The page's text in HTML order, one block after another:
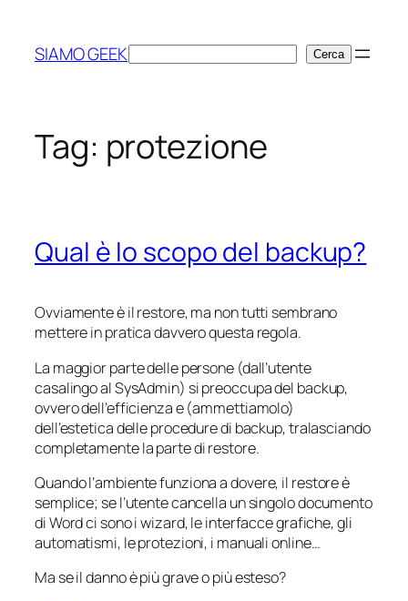
contenuto
SIAMO GEEKCerca Cerca
Tag: protezione
Qual è lo scopo del backup?
Ovviamente è il restore, ma non tutti sembrano
mettere in pratica davvero questa regola.
La maggior parte delle persone (dall’utente
casalingo al SysAdmin) si preoccupa del backup,
ovvero dell’efficienza e (ammettiamolo)
dell’estetica delle procedure di backup, tralasciando
completamente la parte di restore.
Quando l’ambiente funziona a dovere, il restore è
semplice; se l’utente cancella un singolo documento
di Word ci sono i wizard, le interfacce grafiche, gli
automatismi, le protezioni, i manuali online…
Ma se il danno è più grave o più esteso?